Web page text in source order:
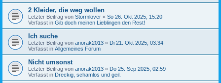
2 Kleider, die weg wollen
Letzter Beitrag von Stormlover « So 26. Okt 2025, 15:20
Verfasst in Gib doch meinen Lieblingen den Rest!
Ich suche
Letzter Beitrag von anorak2013 « Di 21. Okt 2025, 03:34
Verfasst in Allgemeines Forum
Nicht umsonst
Letzter Beitrag von anorak2013 « Do 25. Sep 2025, 02:59
Verfasst in Dreckig, schamlos und geil.